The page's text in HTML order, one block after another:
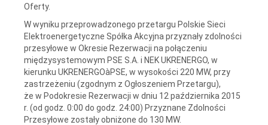
Oferty.
W wyniku przeprowadzonego przetargu Polskie Sieci
Elektroenergetyczne Spółka Akcyjna przyznały zdolności
przesyłowe w Okresie Rezerwacji na połączeniu
międzysystemowym PSE S.A. i NEK UKRENERGO, w
kierunku UKRENERGOàPSE, w wysokości 220 MW, przy
zastrzeżeniu (zgodnym z Ogłoszeniem Przetargu),
że w Podokresie Rezerwacji w dniu 12 października 2015
r. (od godz. 0:00 do godz. 24:00) Przyznane Zdolności
Przesyłowe zostały obniżone do 130 MW.